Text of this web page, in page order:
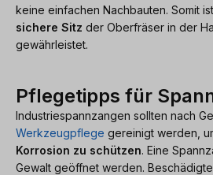
keine einfachen Nachbauten. Somit
sichere Sitz der Oberfräser in der
gewährleistet.
Pflegetipps für
Industriespannzangen sollten nach
Werkzeugpflege gereinigt werden,
Korrosion zu schützen. Eine
Gewalt geöffnet werden.